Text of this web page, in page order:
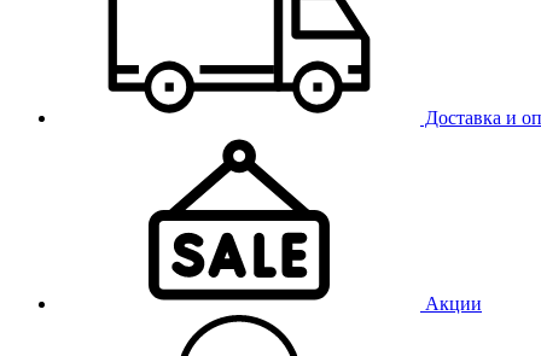
Доставка и
Акции